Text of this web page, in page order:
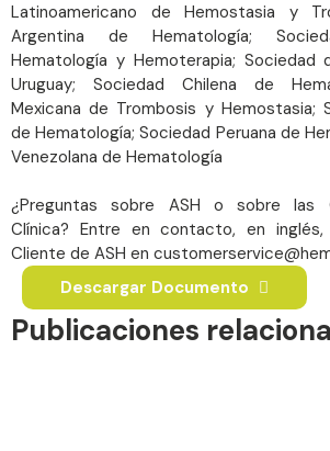
Latinoamericano de Hemostasia y
Argentina de Hematología;
Hematología y Hemoterapia; Sociedad
Uruguay; Sociedad Chilena de
Mexicana de Trombosis y Hemostasia;
de Hematología; Sociedad Peruana de
Venezolana de Hematología
¿Preguntas sobre ASH o sobre las
Clínica? Entre en contacto, en
Cliente de ASH en
Descargar Documento
Publicaciones